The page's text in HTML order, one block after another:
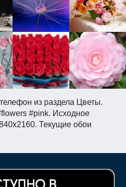
из раздела Цветы.
#pink. Исходное
Текущие обои